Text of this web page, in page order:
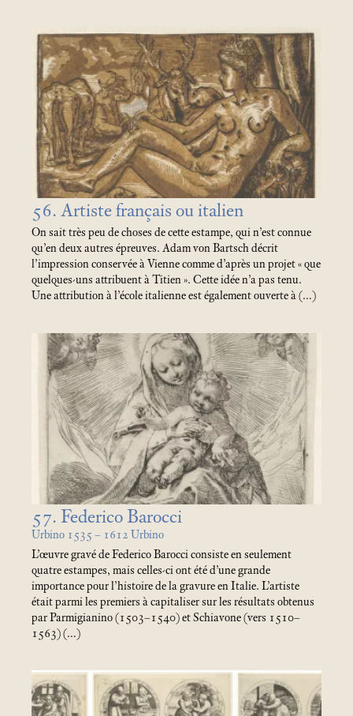
56. Artiste français ou italien
On sait très peu de choses de cette estampe, qui n’est connue
qu’en deux autres épreuves. Adam von Bartsch décrit
l’impression conservée à Vienne comme d’après un projet «que
quelques-uns attribuent à Titien». Cette idée n’a pas tenu.
Une attribution à l’école italienne est également ouverte à (…)
57. Federico Barocci
Urbino 1535 – 1612 Urbino
L’œuvre gravé de Federico Barocci consiste en seulement
quatre estampes, mais celles-ci ont été d’une grande
importance pour l’histoire de la gravure en Italie. L’artiste
était parmi les premiers à capitaliser sur les résultats obtenus
par Parmigianino (1503–1540) et Schiavone (vers 1510–
1563) (…)